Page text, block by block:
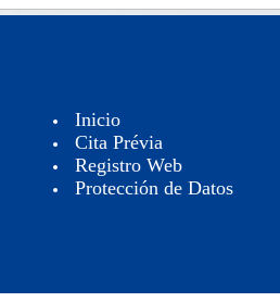
Inicio
Cita Prévia
Registro Web
Protección de Datos